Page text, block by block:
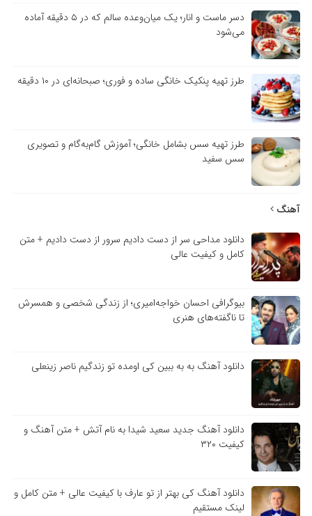
دسر ماست و انار؛ یک میان‌وعده سالم که در ۵ دقیقه آماده
می‌شود
طرز تهیه پنکیک خانگی ساده و فوری؛ صبحانه‌ای در ۱۰ دقیقه
طرز تهیه سس بشامل خانگی؛ آموزش گام‌به‌گام و تصویری
سس سفید
آهنگ
دانلود مداحی سر از دست دادیم سرور از دست دادیم + متن
کامل و کیفیت عالی
بیوگرافی احسان خواجه‌امیری؛ از زندگی شخصی و همسرش
تا ناگفته‌های هنری
دانلود آهنگ به به ببین کی اومده تو زندگیم ناصر زینعلی
دانلود آهنگ جدید سعید شیدا به نام آتش + متن آهنگ و
کیفیت ۳۲۰
دانلود آهنگ کی بهتر از تو عارف با کیفیت عالی + متن کامل و
لینک مستقیم